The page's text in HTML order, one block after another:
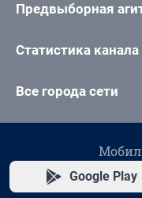
Предвыборная
Статистика канала
Все города сети
Google Play